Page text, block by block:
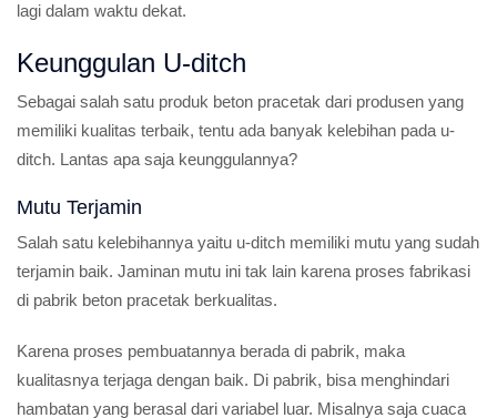
lagi dalam waktu dekat.
Keunggulan U-ditch
Sebagai salah satu produk beton pracetak dari produsen yang
memiliki kualitas terbaik, tentu ada banyak kelebihan pada u-
ditch. Lantas apa saja keunggulannya?
Mutu Terjamin
Salah satu kelebihannya yaitu u-ditch memiliki mutu yang sudah
terjamin baik. Jaminan mutu ini tak lain karena proses fabrikasi
di pabrik beton pracetak berkualitas.
Karena proses pembuatannya berada di pabrik, maka
kualitasnya terjaga dengan baik. Di pabrik, bisa menghindari
hambatan yang berasal dari variabel luar. Misalnya saja cuaca